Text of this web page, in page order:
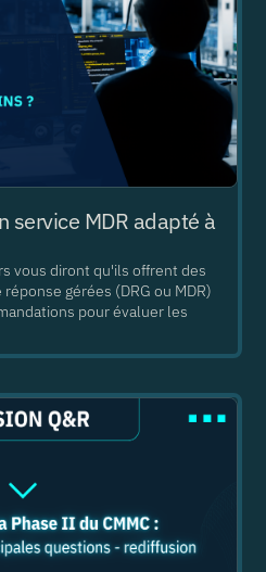
service MDR adapté à
vous diront qu'ils offrent des
gérées (DRG ou MDR)
pour évaluer les